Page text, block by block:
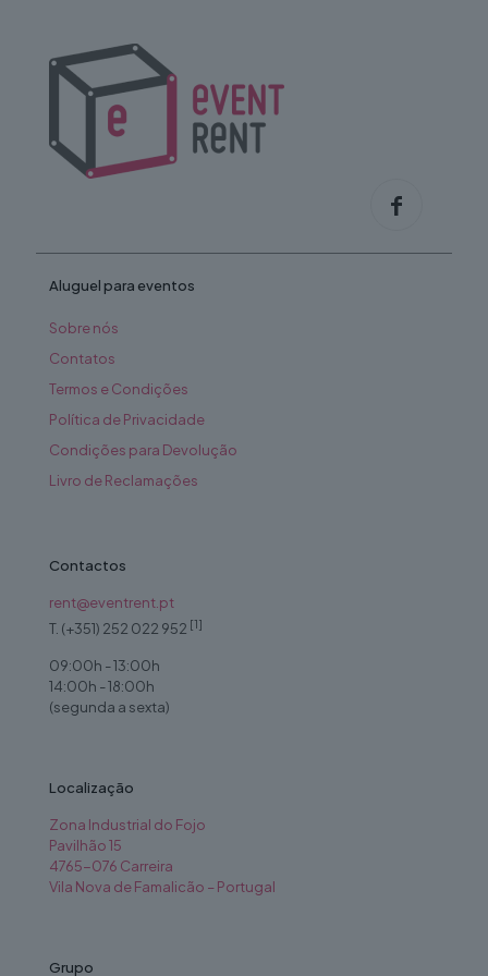
chosen
on
Aluguel para eventos
Sobre nós
Contatos
Termos e Condições
Política de Privacidade
Condições para Devolução
Livro de Reclamações
Contactos
rent@eventrent.pt
T. (+351) 252 022 952 [1]
09:00h - 13:00h
14:00h - 18:00h
(segunda a sexta)
Localização
Zona Industrial do Fojo
Pavilhão 15
4765-076 Carreira
Vila Nova de Famalicão – Portugal
Grupo